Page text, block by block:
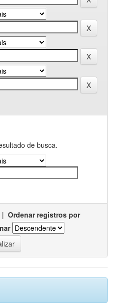
de busca.
| Ordenar registros por